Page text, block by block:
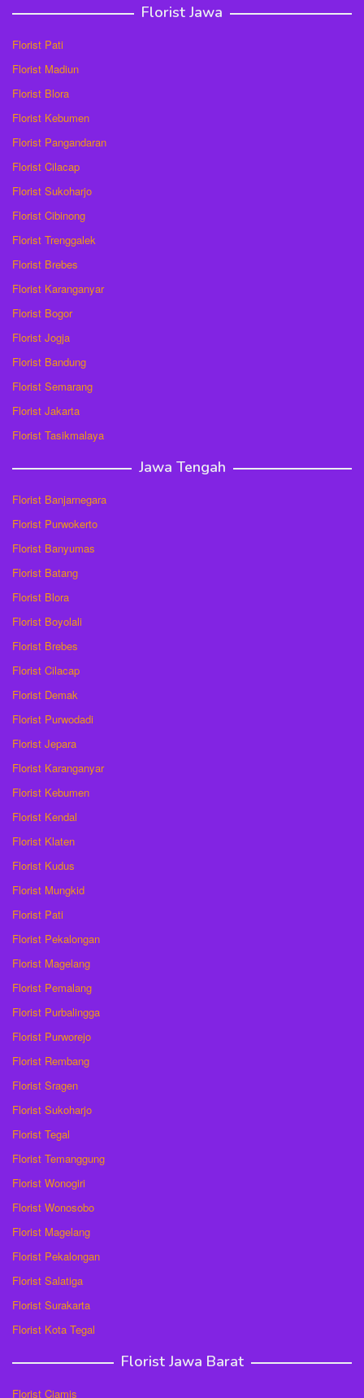
Florist Jawa
Florist Pati
Florist Madiun
Florist Blora
Florist Kebumen
Florist Pangandaran
Florist Cilacap
Florist Sukoharjo
Florist Cibinong
Florist Trenggalek
Florist Brebes
Florist Karanganyar
Florist Bogor
Florist Jogja
Florist Bandung
Florist Semarang
Florist Jakarta
Florist Tasikmalaya
Jawa Tengah
Florist Banjarnegara
Florist Purwokerto
Florist Banyumas
Florist Batang
Florist Blora
Florist Boyolali
Florist Brebes
Florist Cilacap
Florist Demak
Florist Purwodadi
Florist Jepara
Florist Karanganyar
Florist Kebumen
Florist Kendal
Florist Klaten
Florist Kudus
Florist Mungkid
Florist Pati
Florist Pekalongan
Florist Magelang
Florist Pemalang
Florist Purbalingga
Florist Purworejo
Florist Rembang
Florist Sragen
Florist Sukoharjo
Florist Tegal
Florist Temanggung
Florist Wonogiri
Florist Wonosobo
Florist Magelang
Florist Pekalongan
Florist Salatiga
Florist Surakarta
Florist Kota Tegal
Florist Jawa Barat
Florist Ciamis